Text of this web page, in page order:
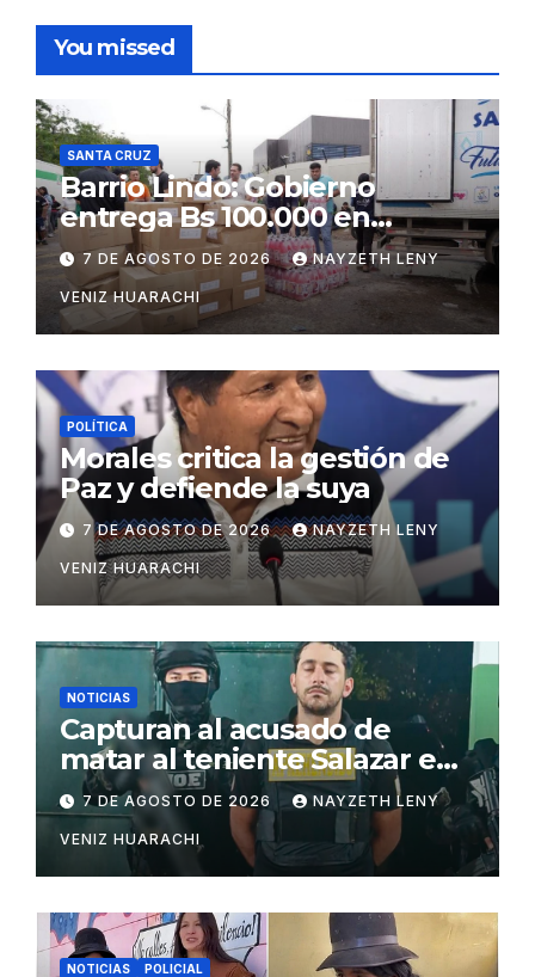
You missed
SANTA CRUZ
Barrio Lindo: Gobierno
entrega Bs 100.000 en
insumos para afectados
7 DE AGOSTO DE 2026 NAYZETH LENY
VENIZ HUARACHI
POLÍTICA
Morales critica la gestión de
Paz y defiende la suya
7 DE AGOSTO DE 2026 NAYZETH LENY
VENIZ HUARACHI
NOTICIAS
Capturan al acusado de
matar al teniente Salazar en
San Matías
7 DE AGOSTO DE 2026 NAYZETH LENY
VENIZ HUARACHI
NOTICIAS POLICIAL